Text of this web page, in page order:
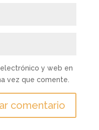
y web en
vez que comente.